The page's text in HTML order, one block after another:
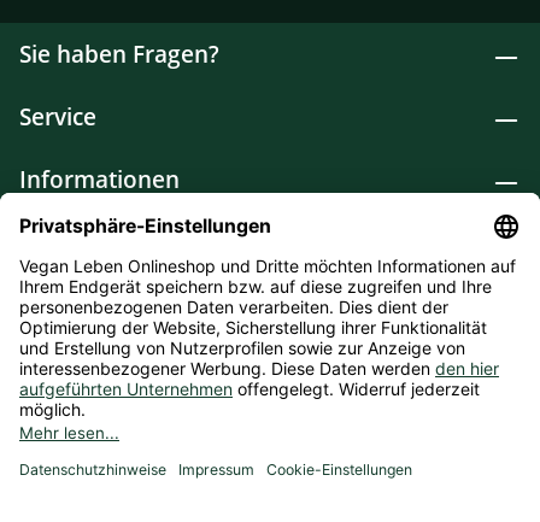
Sie haben Fragen?
Service
Informationen
Lebensmittel
Drogerie
Weitere Kategorien
* Alle Preise inkl. gesetzl. Mehrwertsteuer zzgl.
anders angegeben. Bioprodukte im Bio-Kontrollverfahren bei